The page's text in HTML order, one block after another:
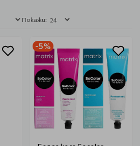
Покажи:
-5%